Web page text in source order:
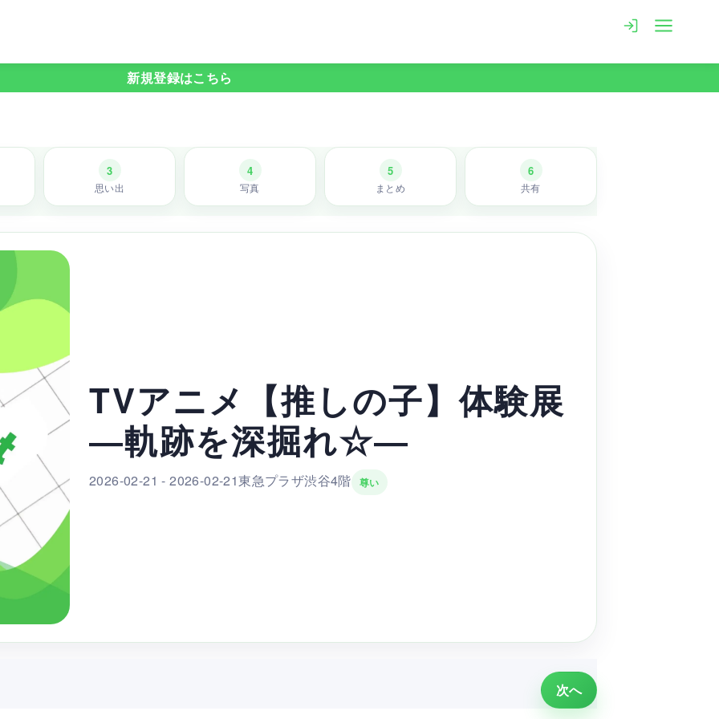
新規登録はこちら
3
思い出
4
写真
5
まとめ
6
共有
TVアニメ【推しの子】体験展
―軌跡を深掘れ☆―
2026-02-21 - 2026-02-21東急プラザ渋谷4階 尊い
次へ